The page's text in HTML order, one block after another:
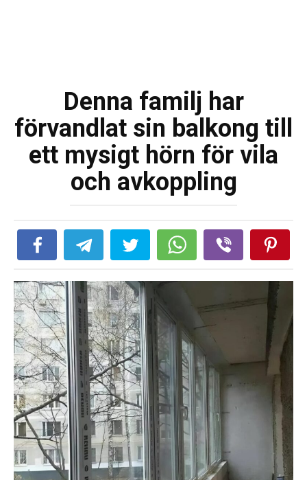
Denna familj har
förvandlat sin balkong till
ett mysigt hörn för vila
och avkoppling